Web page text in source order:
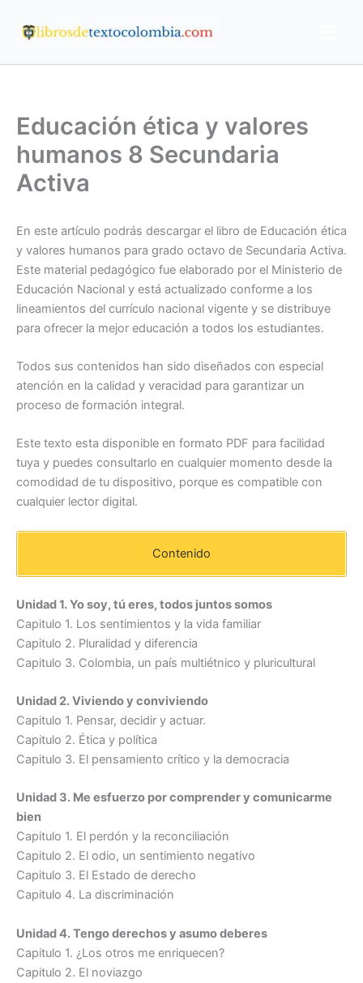
Educación ética y valores
humanos 8 Secundaria
Activa
En este artículo podrás descargar el libro de Educación ética
y valores humanos para grado octavo de Secundaria Activa.
Este material pedagógico fue elaborado por el Ministerio de
Educación Nacional y está actualizado conforme a los
lineamientos del currículo nacional vigente y se distribuye
para ofrecer la mejor educación a todos los estudiantes.
Todos sus contenidos han sido diseñados con especial
atención en la calidad y veracidad para garantizar un
proceso de formación integral.
Este texto esta disponible en formato PDF para facilidad
tuya y puedes consultarlo en cualquier momento desde la
comodidad de tu dispositivo, porque es compatible con
cualquier lector digital.
Contenido
Unidad 1. Yo soy, tú eres, todos juntos somos
Capitulo 1. Los sentimientos y la vida familiar
Capitulo 2. Pluralidad y diferencia
Capitulo 3. Colombia, un país multiétnico y pluricultural
Unidad 2. Viviendo y conviviendo
Capitulo 1. Pensar, decidir y actuar.
Capitulo 2. Ética y política
Capitulo 3. El pensamiento crítico y la democracia
Unidad 3. Me esfuerzo por comprender y comunicarme
bien
Capitulo 1. El perdón y la reconciliación
Capitulo 2. El odio, un sentimiento negativo
Capitulo 3. El Estado de derecho
Capitulo 4. La discriminación
Unidad 4. Tengo derechos y asumo deberes
Capitulo 1. ¿Los otros me enriquecen?
Capitulo 2. El noviazgo